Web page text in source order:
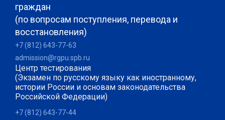
граждан
(по вопросам поступления, перевода и
восстановления)
+7 (812) 643-77-63
admission@rgpu.spb.ru
Центр тестирования
(Экзамен по русскому языку как иностранному,
истории России и основам законодательства
Российской Федерации)
+7 (812) 643-77-44